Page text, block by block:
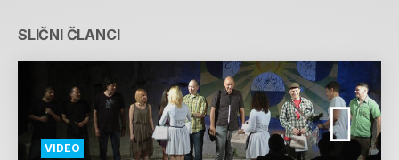
SLIČNI ČLANCI
VIDEO